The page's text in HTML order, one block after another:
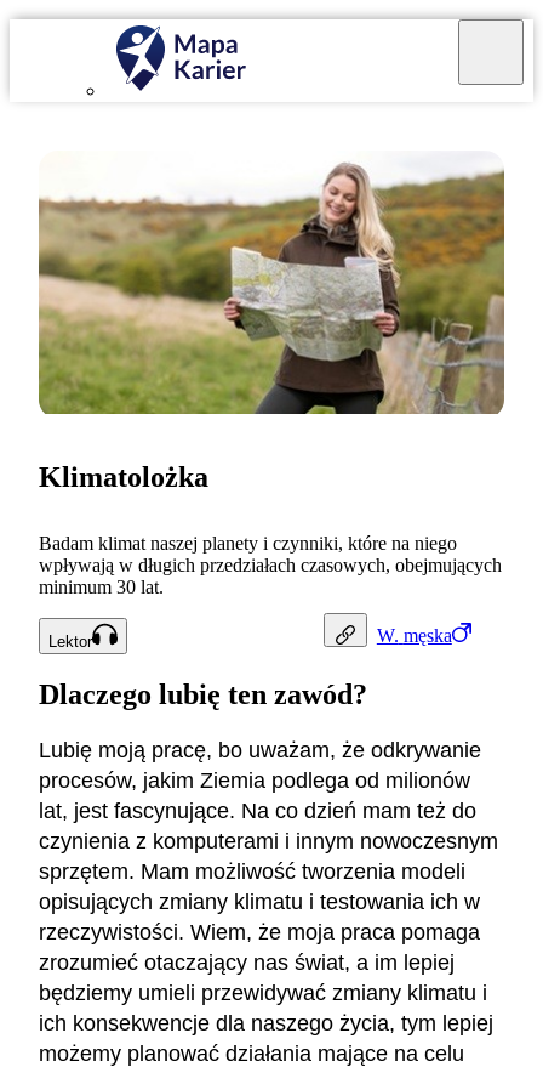
W. męska
Klimatolożka
Badam klimat naszej planety i czynniki, które na niego
wpływają w długich przedziałach czasowych, obejmujących
minimum 30 lat.
Lektor
Dlaczego lubię ten zawód?
Lubię moją pracę, bo uważam, że odkrywanie
procesów, jakim Ziemia podlega od milionów
lat, jest fascynujące. Na co dzień mam też do
czynienia z komputerami i innym nowoczesnym
sprzętem. Mam możliwość tworzenia modeli
opisujących zmiany klimatu i testowania ich w
rzeczywistości. Wiem, że moja praca pomaga
zrozumieć otaczający nas świat, a im lepiej
będziemy umieli przewidywać zmiany klimatu i
ich konsekwencje dla naszego życia, tym lepiej
możemy planować działania mające na celu